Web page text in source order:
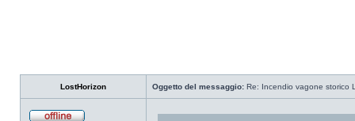
LostHorizon Oggetto del messaggio: Re: Incendio vagone storico